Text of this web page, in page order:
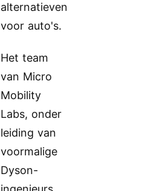
alternatieven
voor auto's.
Het team
van Micro
Mobility
Labs, onder
leiding van
voormalige
Dyson-